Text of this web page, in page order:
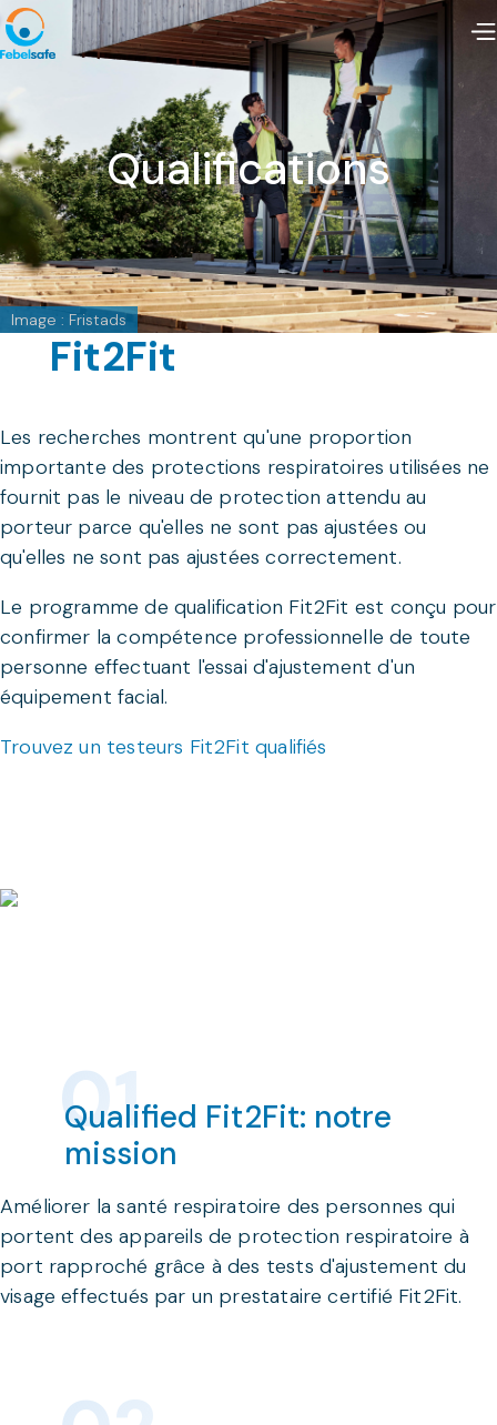
Qualifications
Image : Fristads
Fit2Fit
Les recherches montrent qu'une proportion
importante des protections respiratoires utilisées ne
fournit pas le niveau de protection attendu au
porteur parce qu'elles ne sont pas ajustées ou
qu'elles ne sont pas ajustées correctement.
Le programme de qualification Fit2Fit est conçu pour
confirmer la compétence professionnelle de toute
personne effectuant l'essai d'ajustement d'un
équipement facial.
Trouvez un testeurs Fit2Fit qualifiés
Qualified Fit2Fit: notre
mission
Améliorer la santé respiratoire des personnes qui
portent des appareils de protection respiratoire à
port rapproché grâce à des tests d'ajustement du
visage effectués par un prestataire certifié Fit2Fit.